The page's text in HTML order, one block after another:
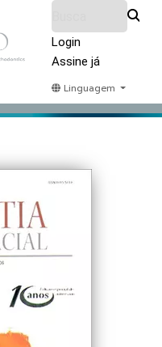
Login
Assine já
Linguagem